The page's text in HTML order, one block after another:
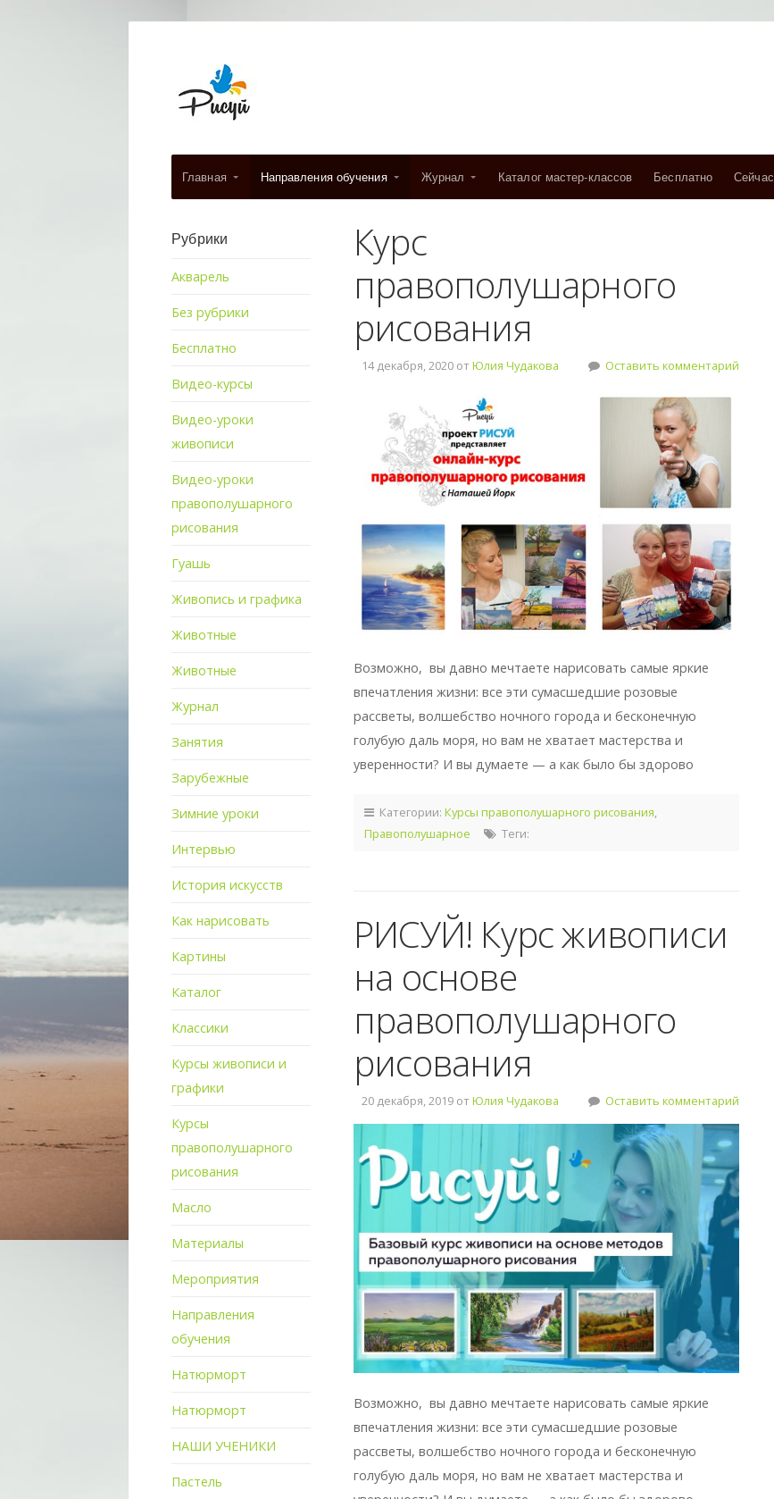
Главная Направления обучения Журнал Каталог мастер-классов Бесплатно Сейчас
Рубрики
Акварель
Без рубрики
Бесплатно
Видео-курсы
Видео-уроки
живописи
Видео-уроки
правополушарного
рисования
Гуашь
Живопись и графика
Животные
Животные
Журнал
Занятия
Зарубежные
Зимние уроки
Интервью
История искусств
Как нарисовать
Картины
Каталог
Классики
Курсы живописи и
графики
Курсы
правополушарного
рисования
Масло
Материалы
Мероприятия
Направления
обучения
Натюрморт
Натюрморт
НАШИ УЧЕНИКИ
Пастель
Курс
правополушарного
рисования
14 декабря, 2020 от Юлия Чудакова Оставить комментарий
Возможно, вы давно мечтаете нарисовать самые яркие
впечатления жизни: все эти сумасшедшие розовые
рассветы, волшебство ночного города и бесконечную
голубую даль моря, но вам не хватает мастерства и
уверенности? И вы думаете — а как было бы здорово
Категории: Курсы правополушарного рисования,
Правополушарное
Теги:
РИСУЙ! Курс живописи
на основе
правополушарного
рисования
20 декабря, 2019 от Юлия Чудакова Оставить комментарий
Возможно, вы давно мечтаете нарисовать самые яркие
впечатления жизни: все эти сумасшедшие розовые
рассветы, волшебство ночного города и бесконечную
голубую даль моря, но вам не хватает мастерства и